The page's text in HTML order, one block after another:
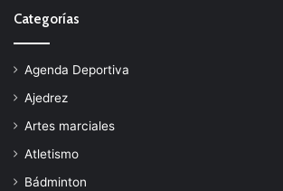
Categorías
Agenda Deportiva
Ajedrez
Artes marciales
Atletismo
Bádminton